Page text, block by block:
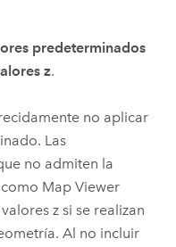
predeterminados
z.
no aplicar
Las
no admiten la
Map Viewer
z si se realizan
Al no incluir